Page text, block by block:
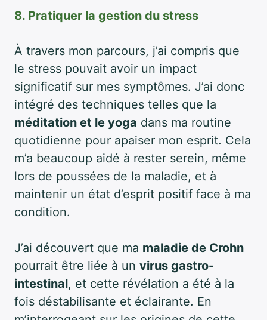
8. Pratiquer la gestion du stress
À travers mon parcours, j’ai compris que
le stress pouvait avoir un impact
significatif sur mes symptômes. J’ai donc
intégré des techniques telles que la
méditation et le yoga dans ma routine
quotidienne pour apaiser mon esprit. Cela
m’a beaucoup aidé à rester serein, même
lors de poussées de la maladie, et à
maintenir un état d’esprit positif face à ma
condition.
J’ai découvert que ma maladie de Crohn
pourrait être liée à un virus gastro-
intestinal, et cette révélation a été à la
fois déstabilisante et éclairante. En